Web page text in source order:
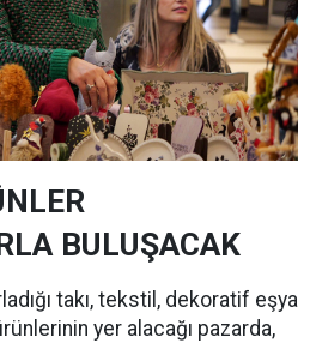
BULUŞACAK
takı, tekstil, dekoratif eşya
yer alacağı pazarda,